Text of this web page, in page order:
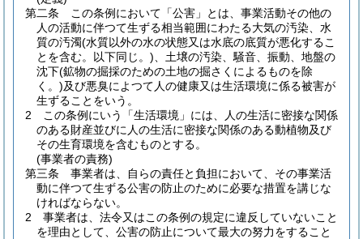
第二条
この条例において「公害」とは、事業活動その他の
人の活動に伴つて生ずる相当範囲にわたる大気の汚染、水
質の汚濁(水質以外の水の状態又は水底の底質が悪化するこ
とを含む。以下同じ。) 、土壌の汚染、騒音、振動、地盤の
沈下(鉱物の掘採のための土地の掘さくによるものを除
く。)及び悪臭によつて人の健康又は生活環境に係る被害が
生ずることをいう。
2
この条例にいう「生活環境」には、人の生活に密接な関係
のある財産並びに人の生活に密接な関係のある動植物及び
その生育環境を含むものとする。
(事業者の責務)
第三条
事業者は、自らの責任と負担において、その事業活
動に伴つて生ずる公害の防止のために必要な措置を講じな
ければならない。
2
事業者は、法令又はこの条例の規定に違反していないこと
を理由として、公害の防止について最大の努力をすること